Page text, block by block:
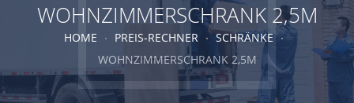
WOHNZIMMERSCHRANK 2,5M
HOME PREIS-RECHNER
SCHRÄNKE
WOHNZIMMERSCHRANK 2,5M